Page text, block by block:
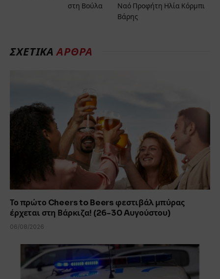
στη Βούλα
Ναό Προφήτη Ηλία Κόρμπι
Βάρης
ΣΧΕΤΙΚΆΆΡΘΡΑ
Το πρώτο Cheers to Beers φεστιβάλ μπύρας
έρχεται στη Βάρκιζα! (26-30 Aυγούστου)
06/08/2026